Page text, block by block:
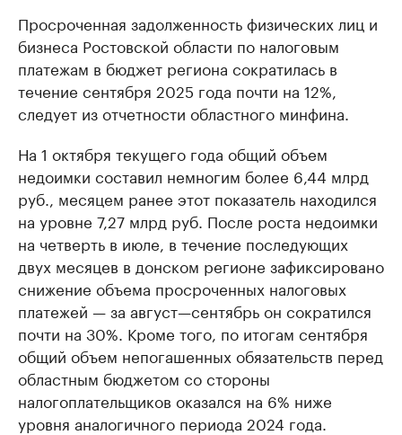
Просроченная задолженность физических лиц и
бизнеса Ростовской области по налоговым
платежам в бюджет региона сократилась в
течение сентября 2025 года почти на 12%,
следует из отчетности областного минфина.
На 1 октября текущего года общий объем
недоимки составил немногим более 6,44 млрд
руб., месяцем ранее этот показатель находился
на уровне 7,27 млрд руб. После роста недоимки
на четверть в июле, в течение последующих
двух месяцев в донском регионе зафиксировано
снижение объема просроченных налоговых
платежей — за август—сентябрь он сократился
почти на 30%. Кроме того, по итогам сентября
общий объем непогашенных обязательств перед
областным бюджетом со стороны
налогоплательщиков оказался на 6% ниже
уровня аналогичного периода 2024 года.